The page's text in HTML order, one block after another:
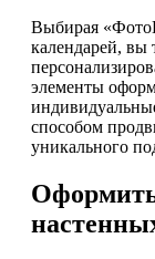
Выбирая
календарей, вы
элементы
способом
уникального
Оформить